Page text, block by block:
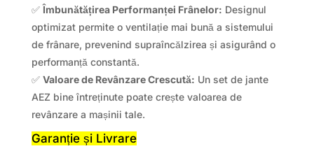
✅Îmbunătățirea Performanței Frânelor: Designul
optimizat permite o ventilație mai bună a sistemului
de frânare, prevenind supraîncălzirea și asigurând o
performanță constantă.
✅ Valoare de Revânzare Crescută: Un set de jante
AEZ bine întreținute poate crește valoarea de
revânzare a mașinii tale.
Garanție și Livrare